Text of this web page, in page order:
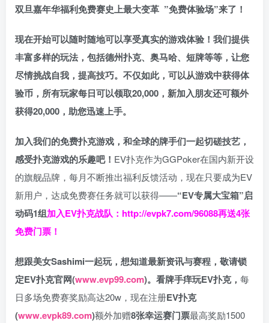
双旦嘉年华福利免费赛史上最大变革 ”免费体验场”来了！
现在开始可以随时随地可以享受真实的游戏体验！我们提供
丰富多样的玩法，包括德州扑克、奥马哈、短牌等等，让您
尽情挑战自我，提高技巧。不仅如此， 可以从游戏中获得体
验币，所有玩家每日可以领取20,000，新加入朋友还可额外
获得20,000，助您迅速上手。
加入我们的免费扑克游戏，和全球的牌手们一起切磋技艺，
感受扑克游戏的乐趣吧！ EV扑克作为GGPoker在国内新开设
的旗舰品牌，每月不断推出福利反馈活动，现在只要成为EV
新用户，达成免费赛任务就可以获得——“EV专属大宝箱”启
动码1组加入EV扑克战队： http://evpk7.com/96088再送4张
免费门票！
想跟美女Sashimi一起玩， 想知道最新资讯与赛程， 敬请锁
定EV扑克官网(www.evp99.com)。 看牌手痒玩EV扑克， 每
日多场免费赛奖励高达20w，现在注册EV扑克
(www.evpk89.com)额外加赠8张幸运赛门票最高奖励1500